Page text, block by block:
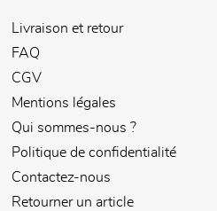
Livraison et retour
FAQ
CGV
Mentions légales
Qui sommes-nous ?
Politique de confidentialité
Contactez-nous
Retourner un article